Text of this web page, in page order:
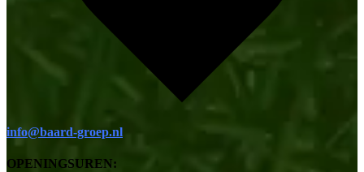
info@baard-groep.nl
OPENINGSUREN: